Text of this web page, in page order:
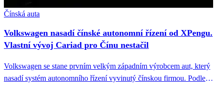
Čínská auta
Volkswagen nasadí čínské autonomní řízení od XPengu.
Vlastní vývoj Cariad pro Čínu nestačil
Volkswagen se stane prvním velkým západním výrobcem aut, který
nasadí systém autonomního řízení vyvinutý čínskou firmou. Podle